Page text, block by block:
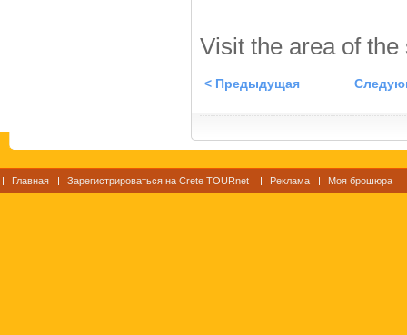
Visit the area of
< Предыдущая
Главная Зарегистрироваться на Crete TOURnet Реклама Моя брошюра